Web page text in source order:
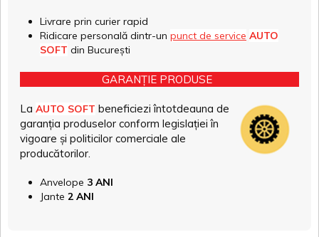
Livrare prin curier rapid
Ridicare personală dintr-un punct de service AUTO
SOFT din București
GARANȚIE PRODUSE
La AUTO SOFT beneficiezi întotdeauna de
garanția produselor conform legislației în
vigoare și politicilor comerciale ale
producătorilor.
Anvelope 3 ANI
Jante 2 ANI